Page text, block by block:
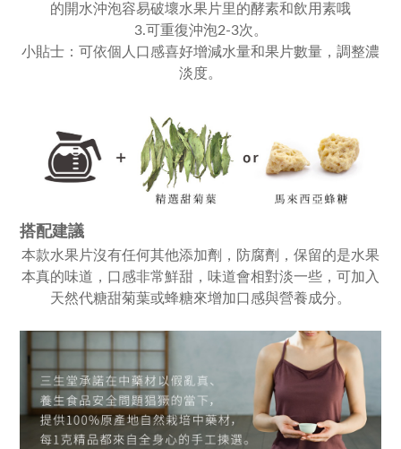
的開水沖泡容易破壞水果片里的酵素和飲用素哦
3.可重復沖泡2-3次。
小貼士：可依個人口感喜好增減水量和果片數量，調整濃
淡度。
搭配建議
本款水果片沒有任何其他添加劑，防腐劑，保留的是水果
本真的味道，口感非常鮮甜，味道會相對淡一些，可加入
天然代糖甜菊葉或蜂糖來增加口感與營養成分。